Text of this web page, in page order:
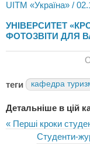
УНІВЕРСИТЕТ
ФОТОЗВІТИ ДЛЯ
теги кафедра
Детальніше в цій
« Перші кроки
Студенти-